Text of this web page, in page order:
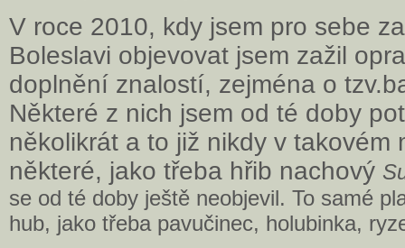
V roce 2010, kdy jsem pro sebe
Boleslavi objevovat jsem zažil
doplnění znalostí, zejména o
Některé z nich jsem od té doby
několikrát a to již nikdy v takovém
některé, jako třeba hřib nachový
se od té doby ještě neobjevil. To samé
hub, jako třeba pavučinec, holubinka,